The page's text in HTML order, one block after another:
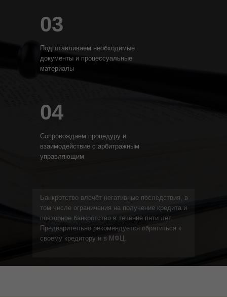
Банкротство влечёт негативные последствия, в
том числе ограничения на получение кредита и
повторное банкротство в течение пяти лет.
Предварительно рекомендуется обратиться к
своему кредитору и в МФЦ.
03
Подготавливаем необходимые
документы и процессуальные
материалы
04
Сопровождаем процедуру и
взаимодействие с арбитражным
управляющим